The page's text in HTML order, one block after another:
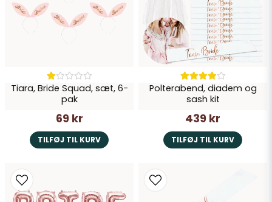
Tiara, Bride Squad, sæt, 6-
pak
69 kr
TILFØJ TIL KURV
Polterabend, diadem og
sash kit
439 kr
TILFØJ TIL KURV